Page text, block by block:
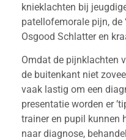
knieklachten bij
patellofemorale pijn, de
Osgood Schlatter en
Omdat de pijnklachten
de buitenkant niet
vaak lastig om een
presentatie worden er
trainer en pupil kunnen
naar diagnose,